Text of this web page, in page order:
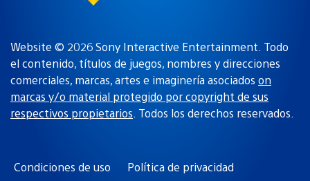
Website © 2026 Sony Interactive Entertainment. Todo
el contenido, títulos de juegos, nombres y direcciones
comerciales, marcas, artes e imaginería asociados on
marcas y/o material protegido por copyright de sus
respectivos propietarios. Todos los derechos reservados.
Condiciones de uso Política de privacidad